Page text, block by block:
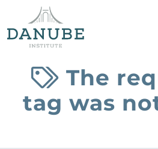
The
tag was